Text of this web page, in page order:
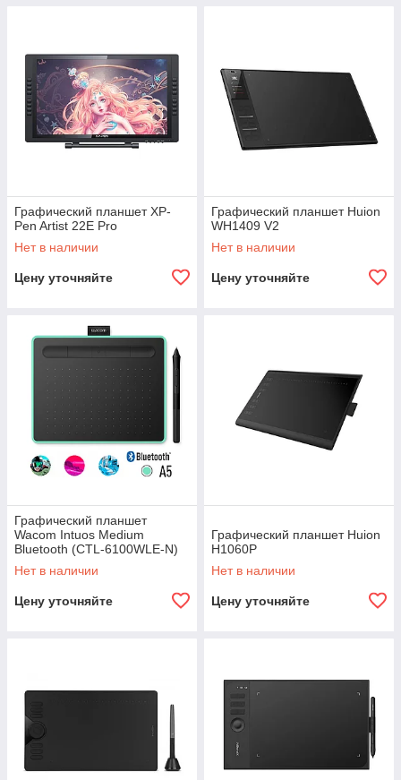
Графический планшет XP-
Pen Artist 22E Pro
Нет в наличии
Цену уточняйте
Графический планшет Huion
WH1409 V2
Нет в наличии
Цену уточняйте
Графический планшет
Wacom Intuos Medium
Bluetooth (CTL-6100WLE-N)
Зелёный
Нет в наличии
Цену уточняйте
Графический планшет Huion
H1060P
Нет в наличии
Цену уточняйте